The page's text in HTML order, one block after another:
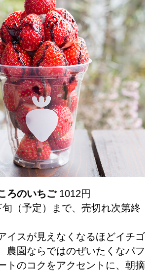
ろのいちご1012円
（予定）まで、売切れ次第終
イスが見えなくなるほどイチゴ
農園ならではのぜいたくなパフ
トのコクをアクセントに、朝摘